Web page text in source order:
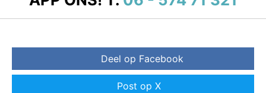
Deel op Facebook
Post op X